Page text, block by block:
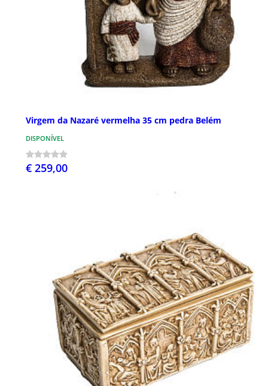
Virgem da Nazaré vermelha 35 cm pedra Belém
DISPONÍVEL
€ 259,00